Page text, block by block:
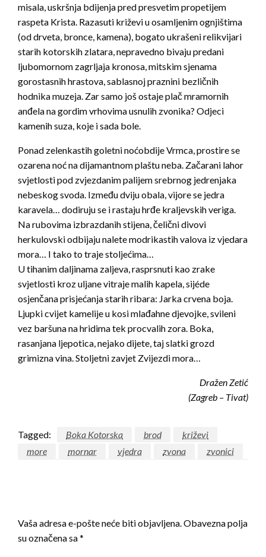
misala, uskršnja bdijenja pred presvetim propetijem
raspeta Krista. Razasuti križevi u osamljenim ognjištima
(od drveta, bronce, kamena), bogato ukrašeni relikvijari
starih kotorskih zlatara, nepravedno bivaju predani
ljubomornom zagrljaja kronosa, mitskim sjenama
gorostasnih hrastova, sablasnoj praznini bezličnih
hodnika muzeja. Zar samo još ostaje plač mramornih
anđela na gordim vrhovima usnulih zvonika? Odjeci
kamenih suza, koje i sada bole.
Ponad zelenkastih goletni noćobdije Vrmca, prostire se
ozarena noć na dijamantnom plaštu neba. Začarani lahor
svjetlosti pod zvjezdanim palijem srebrnog jedrenjaka
nebeskog svoda. Između dviju obala, vijore se jedra
karavela… dodiruju se i rastaju hrđe kraljevskih veriga.
Na rubovima izbrazdanih stijena, čelični divovi
herkulovski odbijaju nalete modrikastih valova iz vjedara
mora… I tako to traje stoljećima…
U tihanim daljinama zaljeva, rasprsnuti kao zrake
svjetlosti kroz uljane vitraje malih kapela, sijéde
osjenčana prisjećanja starih ribara: Jarka crvena boja.
Ljupki cvijet kamelije u kosi mlađahne djevojke, svileni
vez baršuna na hridima tek procvalih zora. Boka,
rasanjana ljepotica, nejako dijete, taj slatki grozd
grimizna vina. Stoljetni zavjet Zvijezdi mora…
Dražen Zetić
(Zagreb – Tivat)
Tagged: Boka Kotorska brod
križevi
more
mornar vjedra zvona zvonici
Vaša adresa e-pošte neće biti objavljena. Obavezna polja
su označena sa*